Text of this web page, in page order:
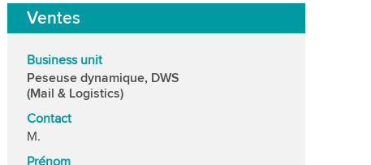
Ventes
Business unit
Peseuse dynamique, DWS
(Mail & Logistics)
Contact
M.
Prénom